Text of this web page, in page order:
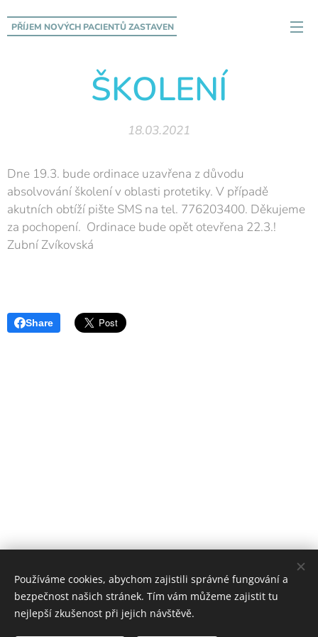
PŘÍJEM NOVÝCH PACIENTŮZASTAVEN
ŠKOLENÍ
18.03.2021
Dne 19.3. bude ordinace uzavřena z důvodu
absolvování školení v oblasti protetiky. V případě
akutních obtíží pište SMS na tel. 776203400. Děkujeme
za pochopení. Ordinace bude opět otevřena 22.3.!
Zubní Zvíkovská
Share
Používáme cookies, abychom zajistili správné fungování a
bezpečnost našich stránek. Tím vám můžeme zajistit tu
nejlepší zkušenost při jejich návštěvě.